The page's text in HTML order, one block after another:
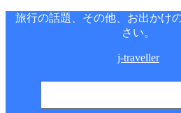
旅行の話題、その他、お出かけ
さい。
j-traveller